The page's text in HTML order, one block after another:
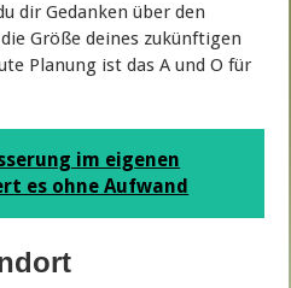
dir Gedanken über den
Größe deines zukünftigen
Planung ist das A und O für
im eigenen
es ohne Aufwand